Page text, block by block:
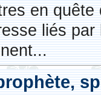
en
liés